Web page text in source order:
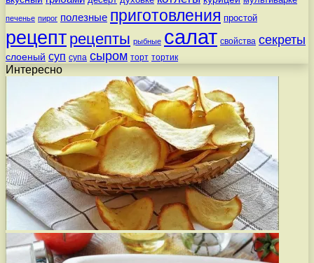
печенье пирог полезные приготовления простой
рецепт рецепты рыбные салат свойства секреты
слоеный суп супа сыром торт тортик
Интересно